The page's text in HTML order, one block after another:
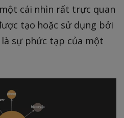
cái nhìn rất trực quan
tạo hoặc sử dụng bởi
sự phức tạp của một